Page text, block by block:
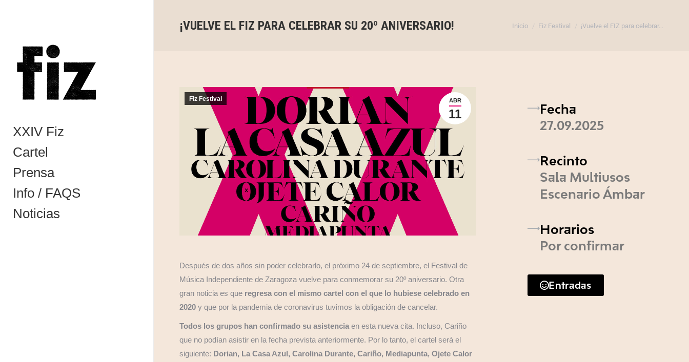
XXIV Fiz
Cartel
Prensa
Info / FAQS
Noticias
¡VUELVE EL FIZ PARA CELEBRAR SU 20º ANIVERSARIO! Estás aquí:
Inicio Fiz Festival ¡Vuelve el FIZ para celebrar…
ABR
11
Fiz Festival
Después de dos años sin poder celebrarlo, el próximo 24 de septiembre, el Festival de
Música Independiente de Zaragoza vuelve para conmemorar su 20º aniversario. Otra
gran noticia es que regresa con el mismo cartel con el que lo hubiese celebrado en
2020 y que por la pandemia de coronavirus tuvimos la obligación de cancelar.
Todos los grupos han confirmado su asistencia en esta nueva cita. Incluso, Cariño
que no podían asistir en la fecha prevista anteriormente. Por lo tanto, el cartel será el
siguiente: Dorian, La Casa Azul, Carolina Durante, Cariño, Mediapunta, Ojete Calor
Fecha
27.09.2025
Recinto
Sala Multiusos
Escenario Ámbar
Horarios
Por confirmar
Entradas